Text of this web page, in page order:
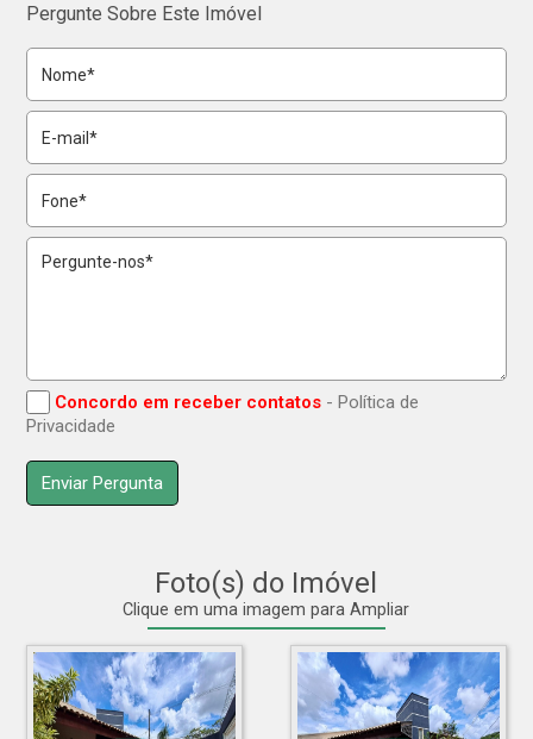
Pergunte Sobre Este Imóvel
Concordo em receber contatos - Política de
Privacidade
Foto(s) do Imóvel
Clique em uma imagem para Ampliar